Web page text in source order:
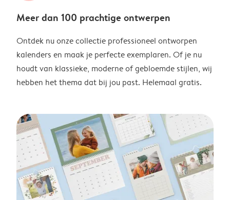
Meer dan 100 prachtige ontwerpen
Ontdek nu onze collectie professioneel ontworpen
kalenders en maak je perfecte exemplaren. Of je nu
houdt van klassieke, moderne of gebloemde stijlen, wij
hebben het thema dat bij jou past. Helemaal gratis.